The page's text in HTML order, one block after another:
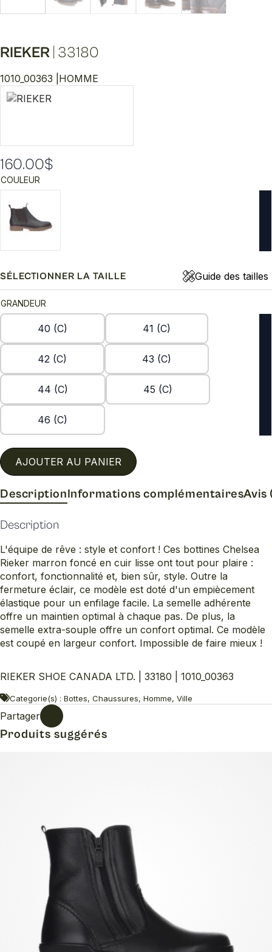
RIEKER 33180
1010_00363 | HOMME
160.00$
COULEUR
SÉLECTIONNER LA TAILLE Guide des tailles
GRANDEUR
40 (C) 41 (C)
42 (C) 43 (C)
44 (C) 45 (C)
46 (C)
AJOUTER AU PANIER
DescriptionInformations complémentairesAvis
Description
L'équipe de rêve : style et confort ! Ces bottines Chelsea
Rieker marron foncé en cuir lisse ont tout pour plaire :
confort, fonctionnalité et, bien sûr, style. Outre la
fermeture éclair, ce modèle est doté d'un empiècement
élastique pour un enfilage facile. La semelle adhérente
offre un maintien optimal à chaque pas. De plus, la
semelle extra-souple offre un confort optimal. Ce modèle
est coupé en largeur confort. Impossible de faire mieux !
RIEKER SHOE CANADA LTD. | 33180 | 1010_00363
Categorie(s) : Bottes, Chaussures, Homme, Ville
Partager
Produits suggérés